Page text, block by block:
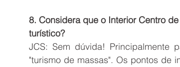
8. Considera que o Interior Centro
turístico?
JCS: Sem dúvida! Principalmente
"turismo de massas". Os pontos de